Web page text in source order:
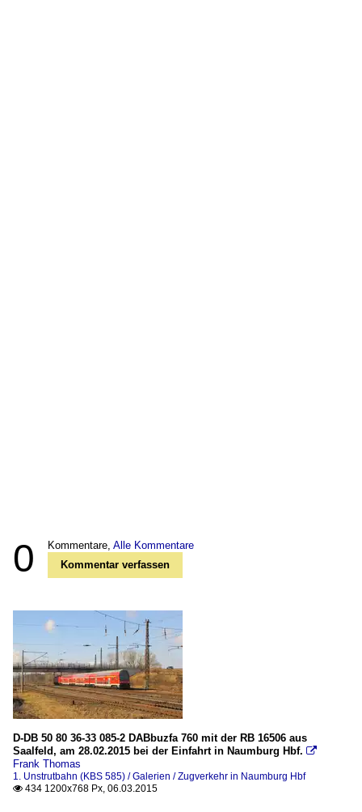
0 Kommentare, Alle Kommentare
Kommentar verfassen
D-DB 50 80 36-33 085-2 DABbuzfa 760 mit der RB 16506 aus
Saalfeld, am 28.02.2015 bei der Einfahrt in Naumburg Hbf. 
Frank Thomas
1. Unstrutbahn (KBS 585) / Galerien / Zugverkehr in Naumburg Hbf
 434 1200x768 Px, 06.03.2015